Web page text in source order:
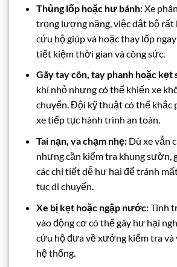
Thủng lốp hoặc hư bánh:Xe
trọng lượng nặng, việc dắt bộ rất
cứu hộ giúp vá hoặc thay lốp
tiết kiệm thời gian và công sức.
Gãy tay côn, tay phanh hoặc kẹt
khí nhỏ nhưng có thể khiến xe
chuyển. Đội kỹ thuật có thể khắc
xe tiếp tục hành trình an toàn.
Tai nạn, va chạm nhẹ:Dù xe vẫn
nhưng cần kiểm tra khung sườn,
các chi tiết dễ hư hại để tránh
tục di chuyển.
Xe bị kẹt hoặc ngập nước:Tình
vào động cơ có thể gây hư hại
cứu hộ đưa về xưởng kiểm tra và
hệ thống.